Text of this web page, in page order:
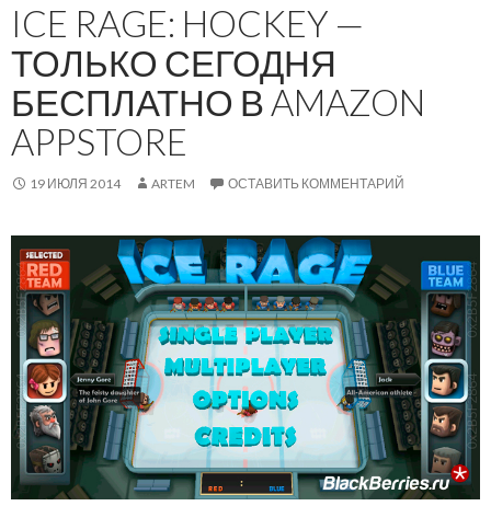
ICE RAGE: HOCKEY —
ТОЛЬКО СЕГОДНЯ
БЕСПЛАТНО В AMAZON
APPSTORE
19 ИЮЛЯ 2014 ARTEM ОСТАВИТЬ КОММЕНТАРИЙ